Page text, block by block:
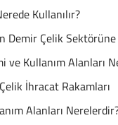
Kullanılır?
Demir Çelik
ve Kullanım Alanları
İhracat Rakamları
Alanları